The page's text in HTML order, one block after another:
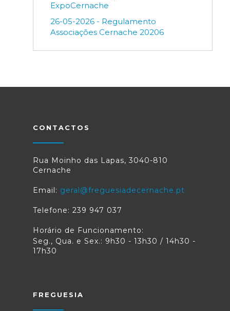
ExpoCernache
26-05-2026 - Regulamento
Associações Cernache 20206
CONTACTOS
Rua Moinho das Lapas, 3040-810
Cernache
Email: geral@freguesiadecernache.pt
Telefone: 239 947 037
Horário de Funcionamento:
Seg., Qua. e Sex.: 9h30 - 13h30 / 14h30 -
17h30
FREGUESIA